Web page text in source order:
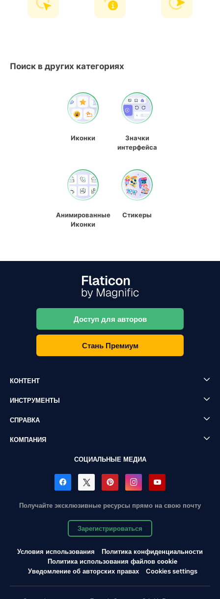
Поиск в других категориях
Иконки
Значки
интерфейса
Анимированные
Иконки
Стикеры
Доступ для авторов
Стань Премиум
КОНТЕНТ
ИНСТРУМЕНТЫ
СПРАВКА
КОМПАНИЯ
СОЦИАЛЬНЫЕ МЕДИА
Получайте эксклюзивные ресурсы прямо на свою почту
Зарегистрироваться
Условия использования
Политика конфиденциальности
Политика использования файлов cookie
Уведомление об авторских правах
Cookies settings